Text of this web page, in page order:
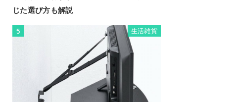
じた選び方も解説
5 生活雑貨